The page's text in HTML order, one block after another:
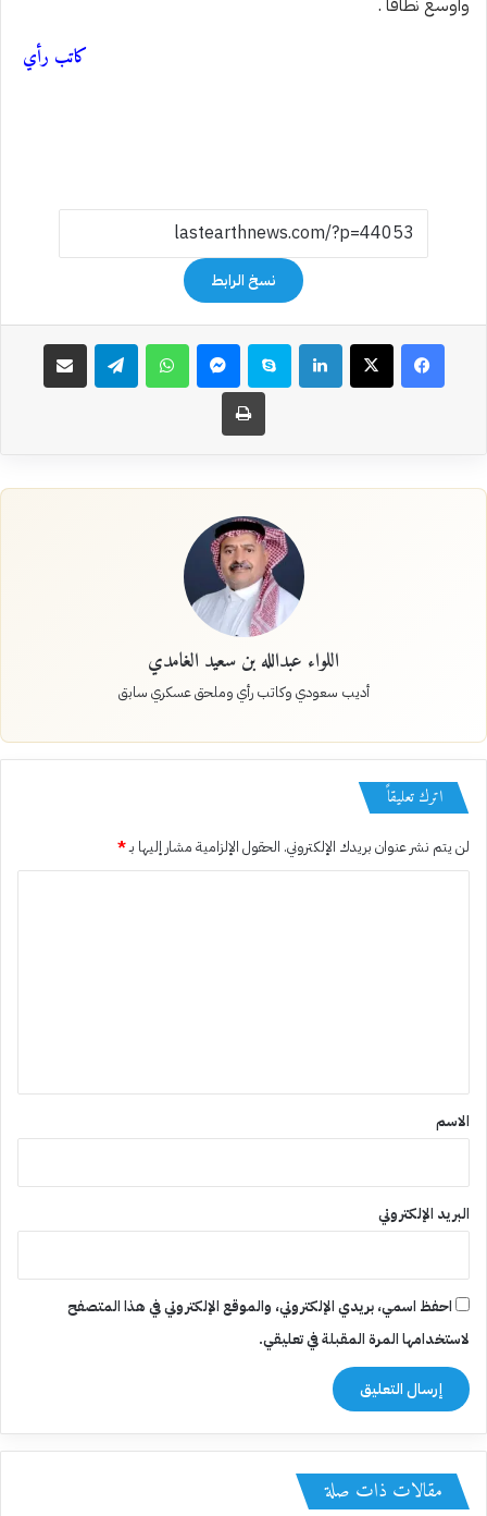
وأوسع نطاقًا .
كاتب رأي
نسخ الرابط
فيسبوك‫X لينكدإن سكايب ماسنجر واتساب تيلقرام مشاركة عبر البريد
طباعة
اللواء عبدالله بن سعيد الغامدي
أديب سعودي وكاتب رأي وملحق عسكري سابق
اترك تعليقاً
لن يتم نشر عنوان بريدك الإلكتروني. الحقول الإلزامية مشار إليها بـ*
*
الاسم
البريد الإلكتروني
احفظ اسمي، بريدي الإلكتروني، والموقع الإلكتروني في هذا المتصفح
لاستخدامها المرة المقبلة في تعليقي.
مقالات ذات صلة